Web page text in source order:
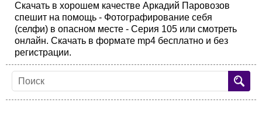
Скачать в хорошем качестве Аркадий Паровозов
спешит на помощь - Фотографирование себя
(селфи) в опасном месте - Серия 105 или смотреть
онлайн. Скачать в формате mp4 бесплатно и без
регистрации.